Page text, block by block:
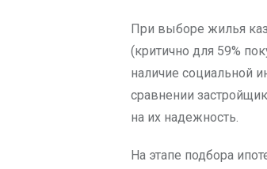
При выборе жилья
(критично для 59%
наличие социальной
сравнении
на их надежность.
На этапе подбора